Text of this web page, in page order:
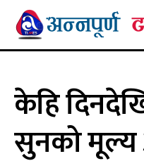
केहि
सुनको